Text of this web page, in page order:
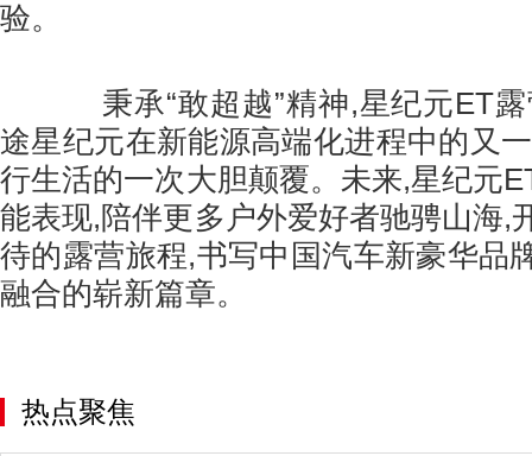
验。
秉承“敢超越”精神,星纪元ET露
途星纪元在新能源高端化进程中的又
行生活的一次大胆颠覆。未来,星纪元
能表现,陪伴更多户外爱好者驰骋山海,
待的露营旅程,书写中国汽车新豪华品
融合的崭新篇章。
热点聚焦